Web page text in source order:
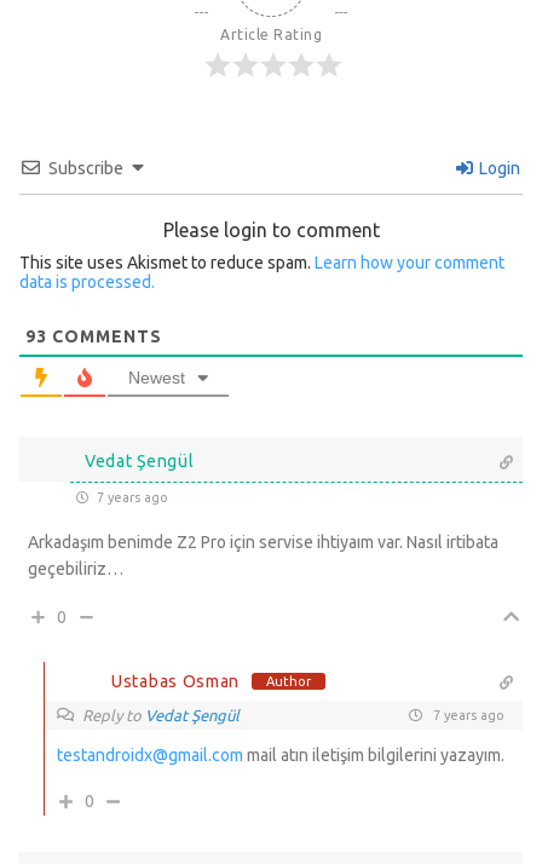
Article Rating
Subscribe Login
Please login to comment
This site uses Akismet to reduce spam. Learn how your comment
data is processed.
93 COMMENTS
Newest
Vedat Şengül
7 years ago
Arkadaşım benimde Z2 Pro için servise ihtiyaım var. Nasıl irtibata
geçebiliriz…
0
Ustabas Osman Author
Reply to Vedat Şengül 7 years ago
testandroidx@gmail.com mail atın iletişim bilgilerini yazayım.
0